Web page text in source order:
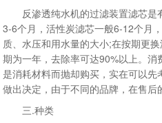
反渗透纯水机的过滤装置滤芯是
3-6个月，活性炭滤芯一般6-12个月
质、水压和用水量的大小;在按期更
期为一年，去除率可达90%以上。
是消耗材料而抛却购买，实在可以
做出决定，由于不同的品牌，在售后
三.种类